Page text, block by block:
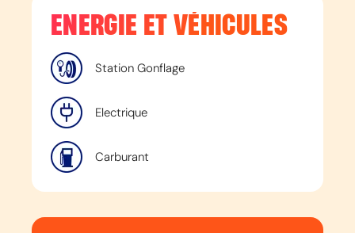
ENERGIE ET VÉHICULES
Station Gonflage
Electrique
Carburant